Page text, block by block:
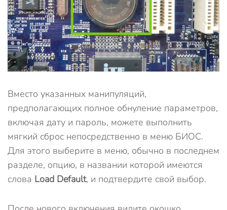
Вместо указанных манипуляций,
предполагающих полное обнуление параметров,
включая дату и пароль, можете выполнить
мягкий сброс непосредственно в меню БИОС.
Для этого выберите в меню, обычно в последнем
разделе, опцию, в названии которой имеются
слова Load Default, и подтвердите свой выбор.